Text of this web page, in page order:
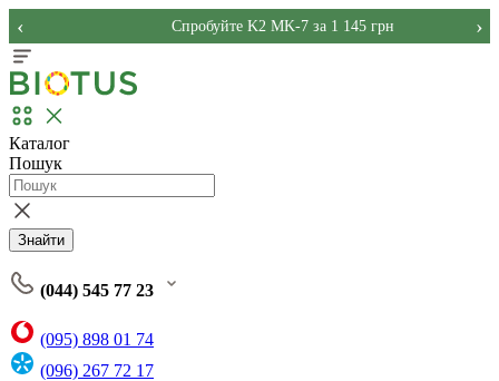
Спробуйте K2 MK-7 за 1 145 грн
‹ ›
Каталог
Пошук
Знайти
(044) 545 77 23
(095) 898 01 74
(096) 267 72 17